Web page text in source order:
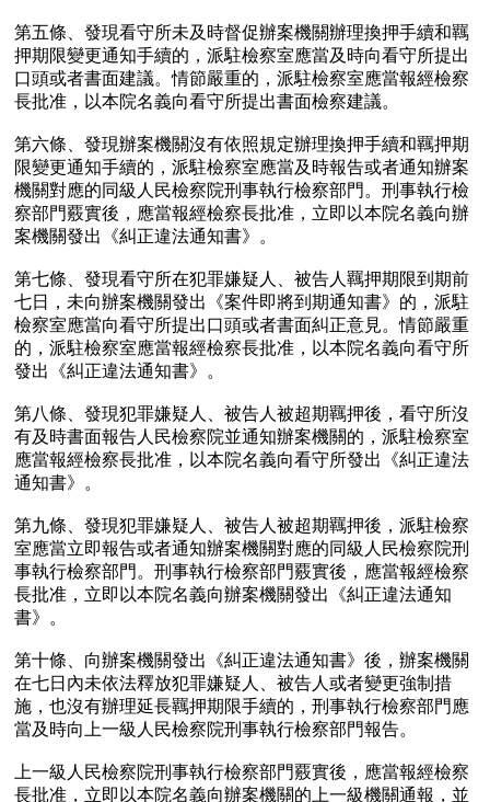
第五條、發現看守所未及時督促辦案機關辦理換押手續和羈
押期限變更通知手續的，派駐檢察室應當及時向看守所提出
口頭或者書面建議。情節嚴重的，派駐檢察室應當報經檢察
長批准，以本院名義向看守所提出書面檢察建議。
第六條、發現辦案機關沒有依照規定辦理換押手續和羈押期
限變更通知手續的，派駐檢察室應當及時報告或者通知辦案
機關對應的同級人民檢察院刑事執行檢察部門。刑事執行檢
察部門覈實後，應當報經檢察長批准，立即以本院名義向辦
案機關發出《糾正違法通知書》。
第七條、發現看守所在犯罪嫌疑人、被告人羈押期限到期前
七日，未向辦案機關發出《案件即將到期通知書》的，派駐
檢察室應當向看守所提出口頭或者書面糾正意見。情節嚴重
的，派駐檢察室應當報經檢察長批准，以本院名義向看守所
發出《糾正違法通知書》。
第八條、發現犯罪嫌疑人、被告人被超期羈押後，看守所沒
有及時書面報告人民檢察院並通知辦案機關的，派駐檢察室
應當報經檢察長批准，以本院名義向看守所發出《糾正違法
通知書》。
第九條、發現犯罪嫌疑人、被告人被超期羈押後，派駐檢察
室應當立即報告或者通知辦案機關對應的同級人民檢察院刑
事執行檢察部門。刑事執行檢察部門覈實後，應當報經檢察
長批准，立即以本院名義向辦案機關發出《糾正違法通知
書》。
第十條、向辦案機關發出《糾正違法通知書》後，辦案機關
在七日內未依法釋放犯罪嫌疑人、被告人或者變更強制措
施，也沒有辦理延長羈押期限手續的，刑事執行檢察部門應
當及時向上一級人民檢察院刑事執行檢察部門報告。
上一級人民檢察院刑事執行檢察部門覈實後，應當報經檢察
長批准，立即以本院名義向辦案機關的上一級機關通報，並